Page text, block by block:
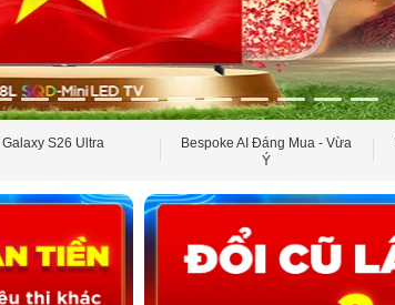
Galaxy S26 Ultra
Bespoke AI Đáng Mua - Vừa
Ý